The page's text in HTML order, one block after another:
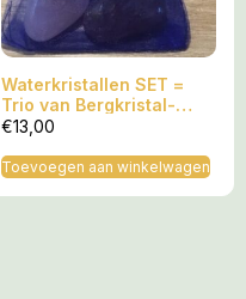
Waterkristallen SET =
Trio van Bergkristal-
Rozenkwarts-Amethist
€13,00
Toevoegen aan winkelwagen